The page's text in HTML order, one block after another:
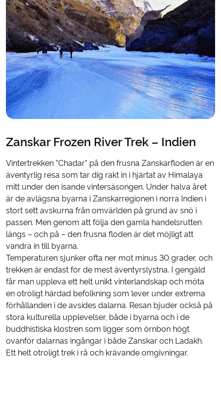
Zanskar Frozen River Trek – Indien
Vintertrekken ”Chadar” på den frusna Zanskarfloden är en
äventyrlig resa som tar dig rakt in i hjärtat av Himalaya
mitt under den isande vintersäsongen. Under halva året
är de avlägsna byarna i Zanskarregionen i norra Indien i
stort sett avskurna från omvärlden på grund av snö i
passen. Men genom att följa den gamla handelsrutten
längs – och på – den frusna floden är det möjligt att
vandra in till byarna.
Temperaturen sjunker ofta ner mot minus 30 grader, och
trekken är endast för de mest äventyrslystna. I gengäld
får man uppleva ett helt unikt vinterlandskap och möta
en otroligt härdad befolkning som lever under extrema
förhållanden i de avsides dalarna. Resan bjuder också på
stora kulturella upplevelser, både i byarna och i de
buddhistiska klostren som ligger som örnbon högt
ovanför dalarnas ingångar i både Zanskar och Ladakh.
Ett helt otroligt trek i rå och krävande omgivningar.